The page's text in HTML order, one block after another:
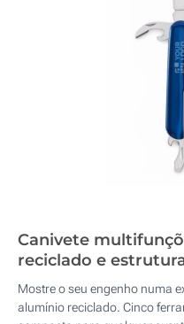
Canivete
reciclado e
Mostre o seu engenho numa
alumínio reciclado. Cinco